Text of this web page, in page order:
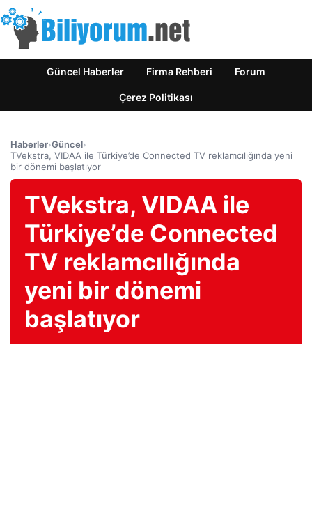
Güncel Haberler Firma Rehberi Forum
Çerez Politikası
Haberler›Güncel›
TVekstra, VIDAA ile Türkiye’de Connected TV reklamcılığında yeni
bir dönemi başlatıyor
TVekstra, VIDAA ile
Türkiye’de Connected
TV reklamcılığında
yeni bir dönemi
başlatıyor